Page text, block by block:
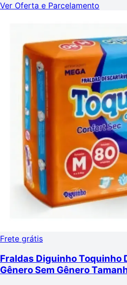
Ver Oferta e Parcelamento
Frete grátis
Fraldas Diguinho Toquinho
Gênero Sem Gênero